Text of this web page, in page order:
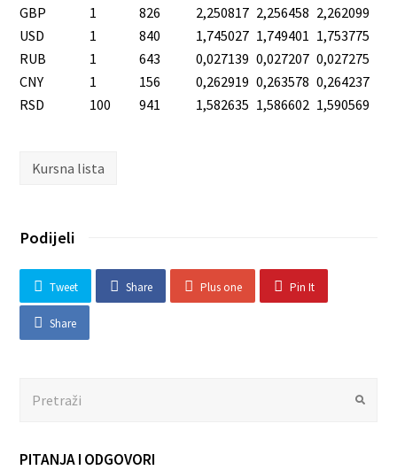
GBP
1 826 2,250817 2,256458 2,262099
USD
1 840 1,745027 1,749401 1,753775
RUB
1 643 0,027139 0,027207 0,027275
CNY
1 156 0,262919 0,263578 0,264237
RSD
100 941 1,582635 1,586602 1,590569
Kursna lista
Podijeli
Tweet Share Plus one Pin It
Share
PITANJA I ODGOVORI